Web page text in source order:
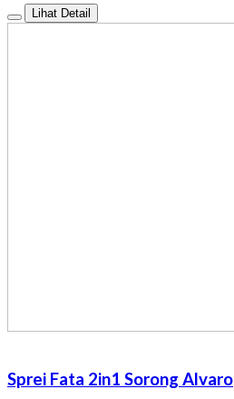
Lihat Detail
Sprei Fata 2in1 Sorong Alvaro